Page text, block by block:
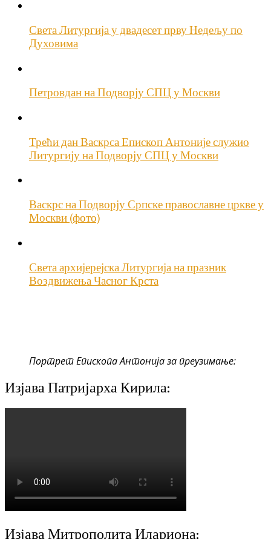
Света Литургија у двадесет прву Недељу по
Духовима
Петровдан на Подворју СПЦ у Москви
Трећи дан Васкрса Епископ Антоније служио
Литургију на Подворју СПЦ у Москви
Васкрс на Подворју Српске православне цркве у
Москви (фото)
Света архијерејска Литургија на празник
Воздвижења Часног Крста
Портрет Епископа Антонија за преузимање:
Изјава Патријарха Кирила:
Изјава Митрополита Илариона: